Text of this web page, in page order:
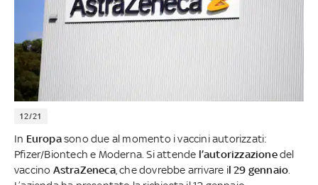
12/21
In Europasono due al momento i vaccini autorizzati:
Pfizer/Biontech e Moderna. Si attende l’autorizzazionedel
vaccino AstraZeneca, che dovrebbe arrivare il 29 gennaio